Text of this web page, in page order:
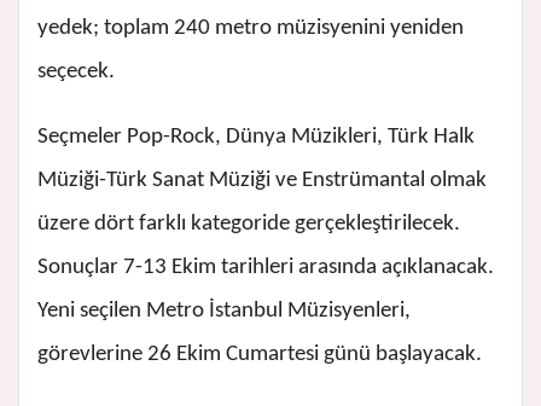
yedek; toplam 240 metro müzisyenini yeniden
seçecek.
Seçmeler Pop-Rock, Dünya Müzikleri, Türk Halk
Müziği-Türk Sanat Müziği ve Enstrümantal olmak
üzere dört farklı kategoride gerçekleştirilecek.
Sonuçlar 7-13 Ekim tarihleri arasında açıklanacak.
Yeni seçilen Metro İstanbul Müzisyenleri,
görevlerine 26 Ekim Cumartesi günü başlayacak.